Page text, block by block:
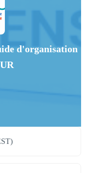
d'organisation